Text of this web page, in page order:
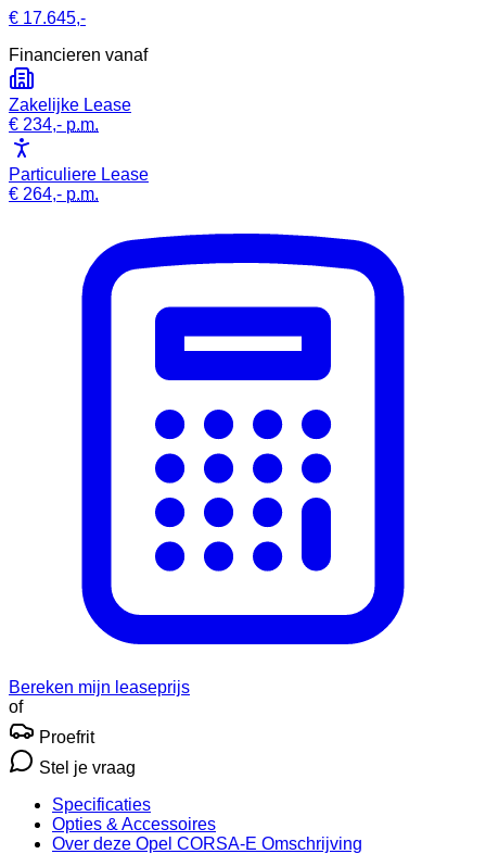
€ 17.645,-
Financieren vanaf
Zakelijke Lease
€ 234,- p.m.
Particuliere Lease
€ 264,- p.m.
Bereken mijn leaseprijs
of
Proefrit
Stel je vraag
Specificaties
Opties & Accessoires
Over deze Opel CORSA-E Omschrijving